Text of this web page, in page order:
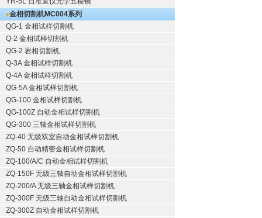
金相切割机MC004系列
QG-1 金相试样切割机
Q-2 金相试样切割机
QG-2 岩相切割机
Q-3A 金相试样切割机
Q-4A 金相试样切割机
QG-5A 金相试样切割机
QG-100 金相试样切割机
QG-100Z 自动金相试样切割机
QG-300 三轴金相试样切割机
ZQ-40 无级双室自动金相试样切割机
ZQ-50 自动精密金相试样切割机
ZQ-100/A/C 自动金相试样切割机
ZQ-150F 无级三轴自动金相试样切割机
ZQ-200/A 无级三轴金相试样切割机
ZQ-300F 无级三轴自动金相试样切割机
ZQ-300Z 自动金相试样切割机